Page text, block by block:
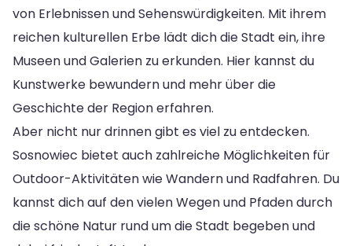
von Erlebnissen und Sehenswürdigkeiten. Mit ihrem
reichen kulturellen Erbe lädt dich die Stadt ein, ihre
Museen und Galerien zu erkunden. Hier kannst du
Kunstwerke bewundern und mehr über die
Geschichte der Region erfahren.
Aber nicht nur drinnen gibt es viel zu entdecken.
Sosnowiec bietet auch zahlreiche Möglichkeiten für
Outdoor-Aktivitäten wie Wandern und Radfahren. Du
kannst dich auf den vielen Wegen und Pfaden durch
die schöne Natur rund um die Stadt begeben und